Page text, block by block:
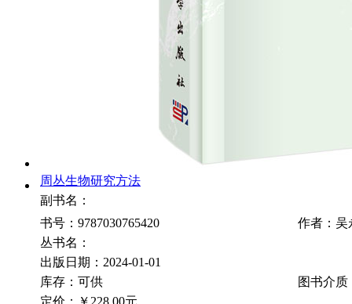
周丛生物研究方法
副书名：
书号：9787030765420
作者：吴
丛书名：
出版日期：2024-01-01
库存：可供
图书介质
定价：
￥228.00元